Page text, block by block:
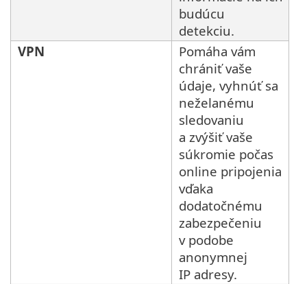
budúcu
detekciu.
VPN
Pomáha vám
chrániť vaše
údaje, vyhnúť sa
neželanému
sledovaniu
a zvýšiť vaše
súkromie počas
online pripojenia
vďaka
dodatočnému
zabezpečeniu
v podobe
anonymnej
IP adresy.